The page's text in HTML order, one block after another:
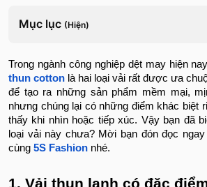
Mục lục (Hiện)
Trong ngành công nghiệp dệt may hiện
thun cotton là hai loại vải rất được ưa
để tạo ra những sản phẩm mềm mại,
nhưng chúng lại có những điểm khác biệt
thấy khi nhìn hoặc tiếp xúc. Vậy bạn đã
loại vải này chưa? Mời bạn đón đọc
cùng 5S Fashion nhé.
1. Vải thun lạnh có đặc